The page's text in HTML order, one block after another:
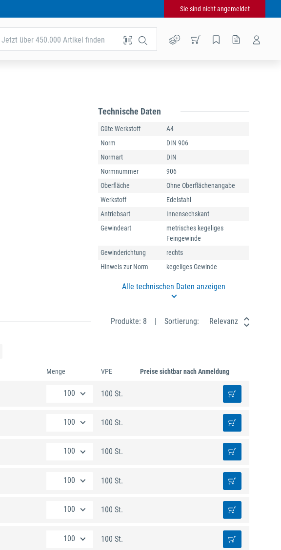
Sie sind nicht angemeldet
Jetzt über 450.000 Artikel finden
Technische Daten
Güte Werkstoff
A4
Norm
DIN 906
Normart
DIN
Normnummer
906
Oberfläche
Ohne Oberflächenangabe
Werkstoff
Edelstahl
Antriebsart
Innensechskant
Gewindeart
metrisches kegeliges
Feingewinde
Gewinderichtung
rechts
Hinweis zur Norm
kegeliges Gewinde
Alle technischen Daten anzeigen
Produkte: 8 Sortierung: Relevanz
Menge VPE Preise sichtbar nach Anmeldung
100 St.
100 St.
100 St.
100 St.
100 St.
100 St.